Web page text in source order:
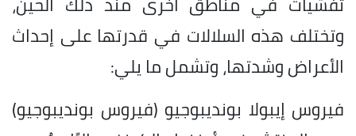
وتختلف هذه السلالات في قدرتها على إحداث
الأعراض وشدتها، وتشمل ما يلي:
فيروس إيبولا بونديبوجيو (فيروس بونديبوجيو)